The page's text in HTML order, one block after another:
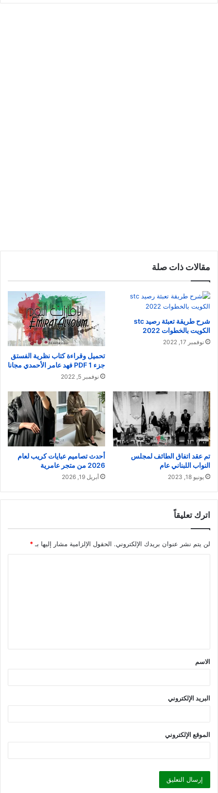
مقالات ذات صلة
شرح طريقة تعبئة رصيد stc
الكويت بالخطوات 2022
نوفمبر 17, 2022
تحميل وقراءة كتاب نظرية الفستق
جزء 1 PDF فهد عامر الأحمدي مجانا
نوفمبر 5, 2022
تم عقد اتفاق الطائف لمجلس
النواب اللبناني عام
يونيو 18, 2023
أحدث تصاميم عبايات كريب لعام
2026 من متجر عامرية
أبريل 19, 2026
اترك تعليقاً
لن يتم نشر عنوان بريدك الإلكتروني. الحقول الإلزامية مشار إليها بـ *
ق
*
الاسم
البريد الإلكتروني
الموقع الإلكتروني